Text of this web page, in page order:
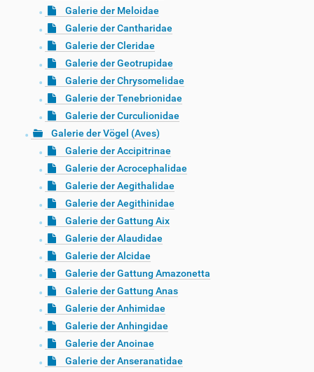
Galerie der Meloidae
Galerie der Cantharidae
Galerie der Cleridae
Galerie der Geotrupidae
Galerie der Chrysomelidae
Galerie der Tenebrionidae
Galerie der Curculionidae
Galerie der Vögel (Aves)
Galerie der Accipitrinae
Galerie der Acrocephalidae
Galerie der Aegithalidae
Galerie der Aegithinidae
Galerie der Gattung Aix
Galerie der Alaudidae
Galerie der Alcidae
Galerie der Gattung Amazonetta
Galerie der Gattung Anas
Galerie der Anhimidae
Galerie der Anhingidae
Galerie der Anoinae
Galerie der Anseranatidae